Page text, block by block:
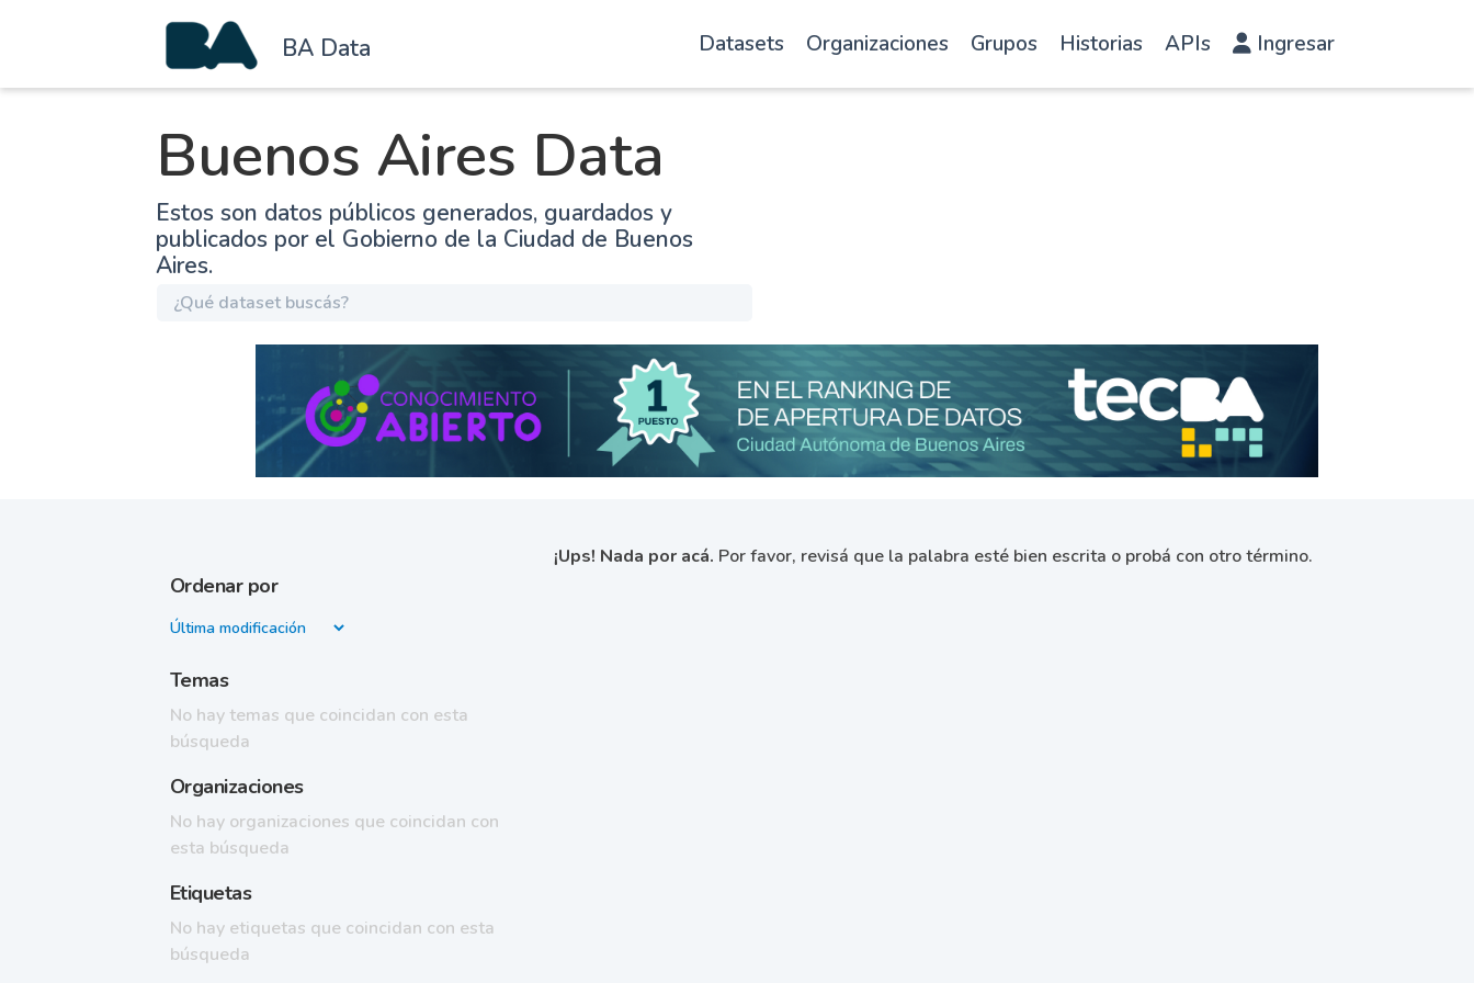
BA Data Datasets Organizaciones Grupos Historias APIs Ingresar
Buenos Aires Data
Estos son datos públicos generados, guardados y
publicados por el Gobierno de la Ciudad de Buenos
Aires.
Ordenar por
Temas
No hay temas que coincidan con esta
búsqueda
Organizaciones
No hay organizaciones que coincidan con
esta búsqueda
Etiquetas
No hay etiquetas que coincidan con esta
búsqueda
¡Ups! Nada por acá. Por favor, revisá que la palabra esté bien escrita o probá con otro término.